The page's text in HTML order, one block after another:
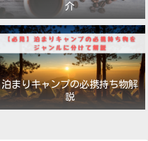
介
泊まりキャンプの必携持ち物解
説